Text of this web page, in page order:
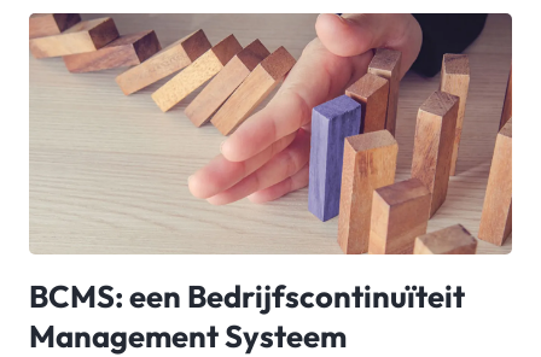
BCMS: een Bedrijfscontinuïteit
Management Systeem